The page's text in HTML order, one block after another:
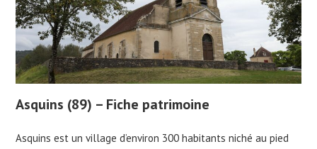
Asquins (89) – Fiche patrimoine
Asquins est un village d’environ 300 habitants niché au pied